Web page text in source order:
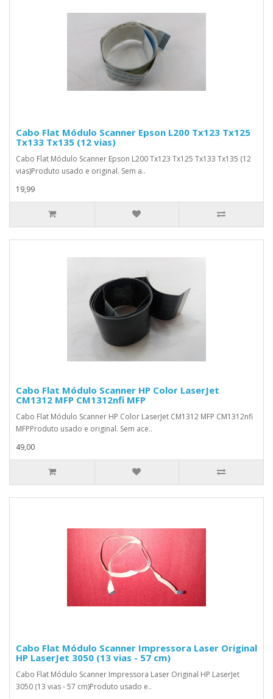
Cabo Flat Módulo Scanner Epson L200 Tx123 Tx125
Tx133 Tx135 (12 vias)
Cabo Flat Módulo Scanner Epson L200 Tx123 Tx125 Tx133 Tx135 (12
vias)Produto usado e original. Sem a..
19,99
Cabo Flat Módulo Scanner HP Color LaserJet
CM1312 MFP CM1312nfi MFP
Cabo Flat Módulo Scanner HP Color LaserJet CM1312 MFP CM1312nfi
MFPProduto usado e original. Sem ace..
49,00
Cabo Flat Módulo Scanner Impressora Laser Original
HP LaserJet 3050 (13 vias - 57 cm)
Cabo Flat Módulo Scanner Impressora Laser Original HP LaserJet
3050 (13 vias - 57 cm)Produto usado e..